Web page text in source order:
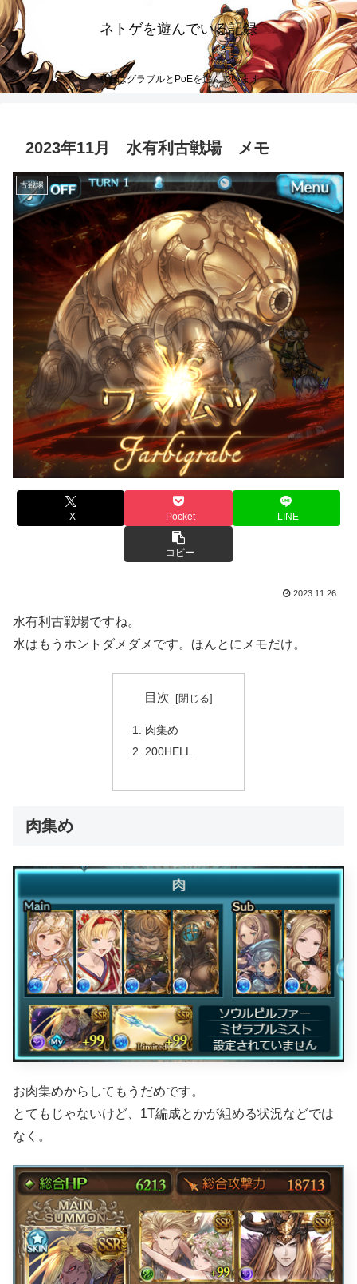
ネトゲを遊んでいる記録
最近はグラブルとPoEを遊んでいます
2023年11月 水有利古戦場 メモ
古戦場
X Pocket LINE
コピー
2023.11.26
水有利古戦場ですね。
水はもうホントダメダメです。ほんとにメモだけ。
目次
肉集め
200HELL
肉集め
お肉集めからしてもうだめです。
とてもじゃないけど、1T編成とかが組める状況などでは
なく。